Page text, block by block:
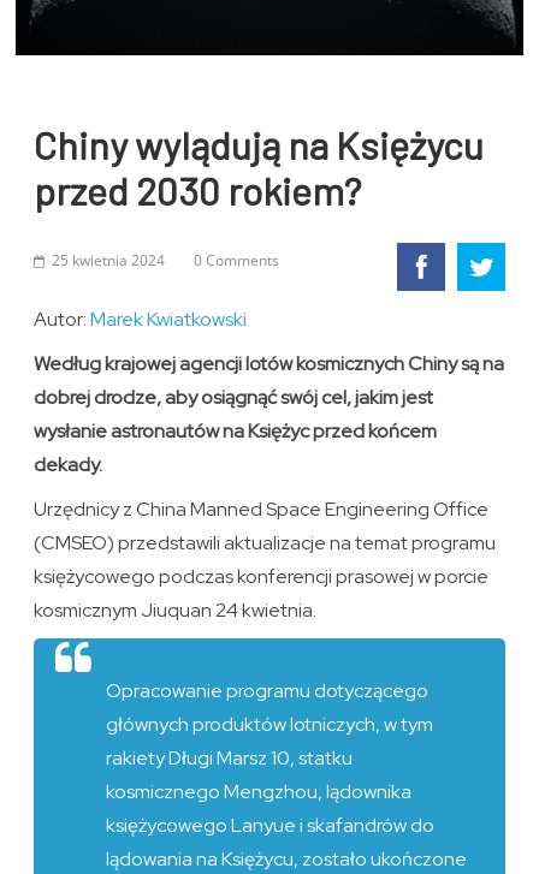
Chiny wylądują na Księżycu
przed 2030 rokiem?
25 kwietnia 2024 0 Comments
Autor:Marek Kwiatkowski
Według krajowej agencji lotów kosmicznych Chiny są na
dobrej drodze, aby osiągnąć swój cel, jakim jest
wysłanie astronautów na Księżyc przed końcem
dekady.
Urzędnicy z China Manned Space Engineering Office
(CMSEO) przedstawili aktualizacje na temat programu
księżycowego podczas konferencji prasowej w porcie
kosmicznym Jiuquan 24 kwietnia.
Opracowanie programu dotyczącego
głównych produktów lotniczych, w tym
rakiety Długi Marsz 10, statku
kosmicznego Mengzhou, lądownika
księżycowego Lanyue i skafandrów do
lądowania na Księżycu, zostało ukończone